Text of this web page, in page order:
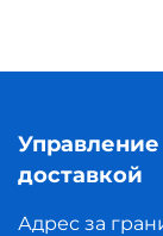
Управление
доставкой
Адрес за